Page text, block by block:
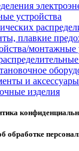
устройства
плавкие
монтажные
и
изделия
обработке